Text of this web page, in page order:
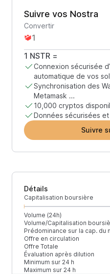
Suivre vos Nostra
Convertir
1 NSTR =
Connexion sécurisée
automatique de vos
Synchronisation des
Metamask ...
10,000 cryptos
Données sécurisées
Suivre
Détails
Capitalisation boursière
Volume (24h)
Volume/Capitalisation
Prédominance sur la cap. du
Offre en circulation
Offre Totale
Évaluation après dilution
Minimum sur 24 h
Maximum sur 24 h